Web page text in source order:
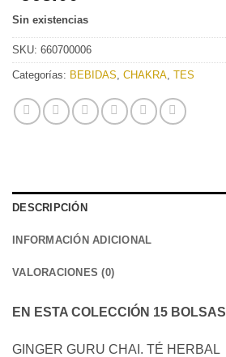
Sin existencias
SKU: 660700006
Categorías: BEBIDAS, CHAKRA, TES
DESCRIPCIÓN
INFORMACIÓN ADICIONAL
VALORACIONES (0)
EN ESTA COLECCIÓN 15 BOLSAS
GINGER GURU CHAI. TÉ HERBAL